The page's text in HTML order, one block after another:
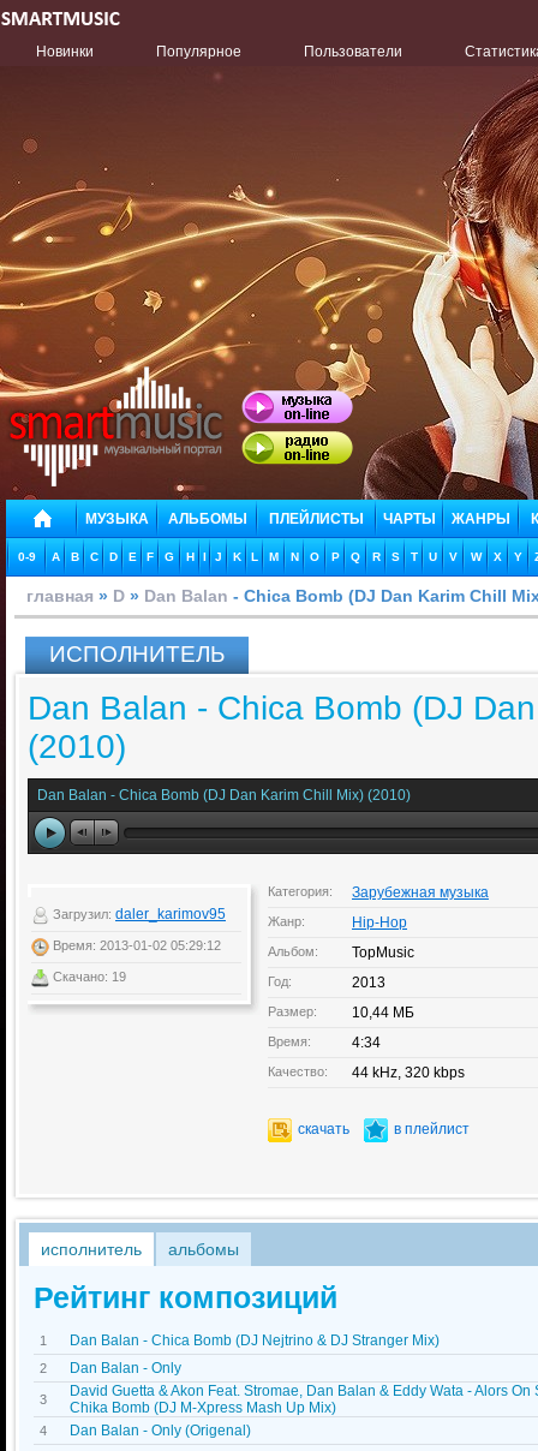
Новинки Популярное Пользователи
МУЗЫКА АЛЬБОМЫ ПЛЕЙЛИСТЫ ЧАРТЫ ЖАНРЫ
0-9 A B C D E F G H I J K L M N O P Q R S T U V W X Y
главная » D » Dan Balan - Chica Bomb (DJ Dan Karim Chill
ИСПОЛНИТЕЛЬ
Dan Balan - Chica Bomb (DJ
(2010)
Dan Balan - Chica Bomb (DJ Dan Karim Chill Mix) (2010)
Загрузил: daler_karimov95
Время: 2013-01-02 05:29:12
Скачано: 19
Категория: Зарубежная музыка
Жанр: Hip-Hop
Альбом: TopMusic
Год: 2013
Размер: 10,44 МБ
Время: 4:34
Качество: 44 kHz, 320 kbps
скачать в плейлист
исполнитель альбомы
Рейтинг композиций
1 Dan Balan - Chica Bomb (DJ Nejtrino & DJ Stranger Mix)
2 Dan Balan - Only
3
David Guetta & Akon Feat. Stromae, Dan Balan & Eddy Wata - Alors On
Chika Bomb (DJ M-Xpress Mash Up Mix)
4 Dan Balan - Only (Origenal)